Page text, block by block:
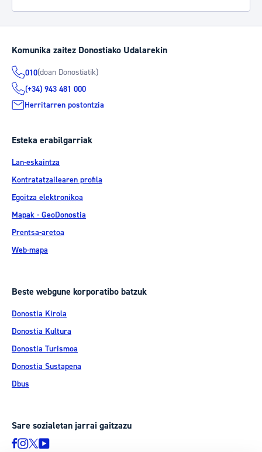
Komunika zaitez Donostiako Udalarekin
010(doan Donostiatik)
(+34) 943 481 000
Herritarren postontzia
Esteka erabilgarriak
Lan-eskaintza
Kontratatzailearen profila
Egoitza elektronikoa
Mapak - GeoDonostia
Prentsa-aretoa
Web-mapa
Beste webgune korporatibo batzuk
Donostia Kirola
Donostia Kultura
Donostia Turismoa
Donostia Sustapena
Dbus
Sare sozialetan jarrai gaitzazu